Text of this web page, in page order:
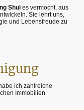
Shui es vermocht, aus
Sie lehrt uns,
und Lebensfreude zu
ich zahlreiche
Immobilien